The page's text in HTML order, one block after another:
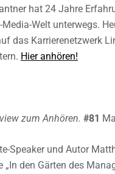
hat 24 Jahre
Welt unterwegs.
das Karrierenetzwerk
Hier anhören!
zum Anhören. #81
Speaker und Autor
den Gärten des